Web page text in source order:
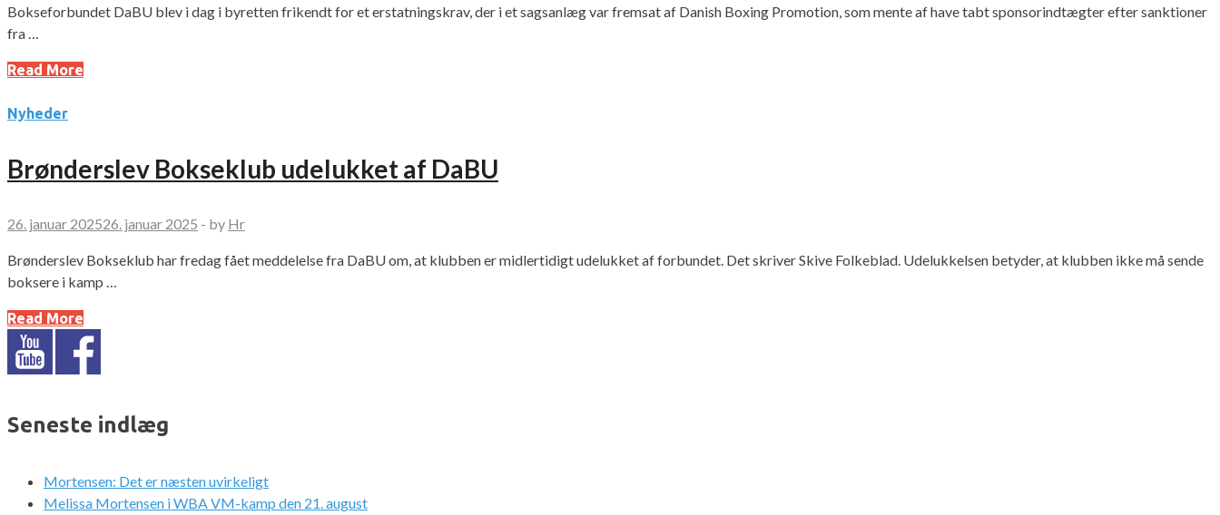
Bokseforbundet DaBU blev i dag i byretten frikendt for et erstatningskrav, der i et sagsanlæg var fremsat af Danish Boxing Promotion, som mente af have tabt sponsorindtægter efter sanktioner
fra …
Read More
Nyheder
Brønderslev Bokseklub udelukket af DaBU
26. januar 202526. januar 2025 - by Hr
Brønderslev Bokseklub har fredag fået meddelelse fra DaBU om, at klubben er midlertidigt udelukket af forbundet. Det skriver Skive Folkeblad. Udelukkelsen betyder, at klubben ikke må sende
boksere i kamp …
Read More
Seneste indlæg
Mortensen: Det er næsten uvirkeligt
Melissa Mortensen i WBA VM-kamp den 21. august